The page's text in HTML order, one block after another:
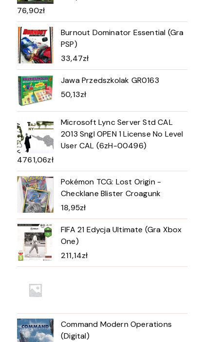
76,90zł
Burnout Dominator Essential (Gra
PSP)
33,47zł
Jawa Przedszkolak GR0163
50,13zł
Microsoft Lync Server Std CAL
2013 Sngl OPEN 1 License No Level
User CAL (6zH-00496)
4761,06zł
Pokémon TCG: Lost Origin -
Checklane Blister Croagunk
18,95zł
FIFA 21 Edycja Ultimate (Gra Xbox
One)
211,14zł
Command Modern Operations
(Digital)